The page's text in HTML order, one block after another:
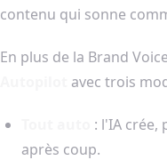
contenu qui sonne
En plus de la Brand
avec trois
: l'IA crée,
après coup.